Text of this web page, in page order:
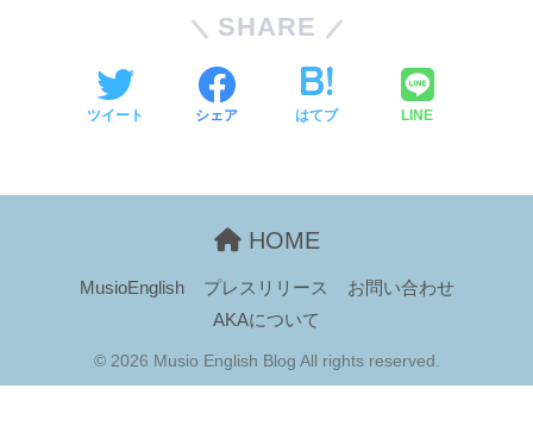
SHARE
ツイート シェア はてブ LINE
HOME
MusioEnglish プレスリリース
お問い合わせ
AKAについて
© 2026 Musio English Blog All rights reserved.